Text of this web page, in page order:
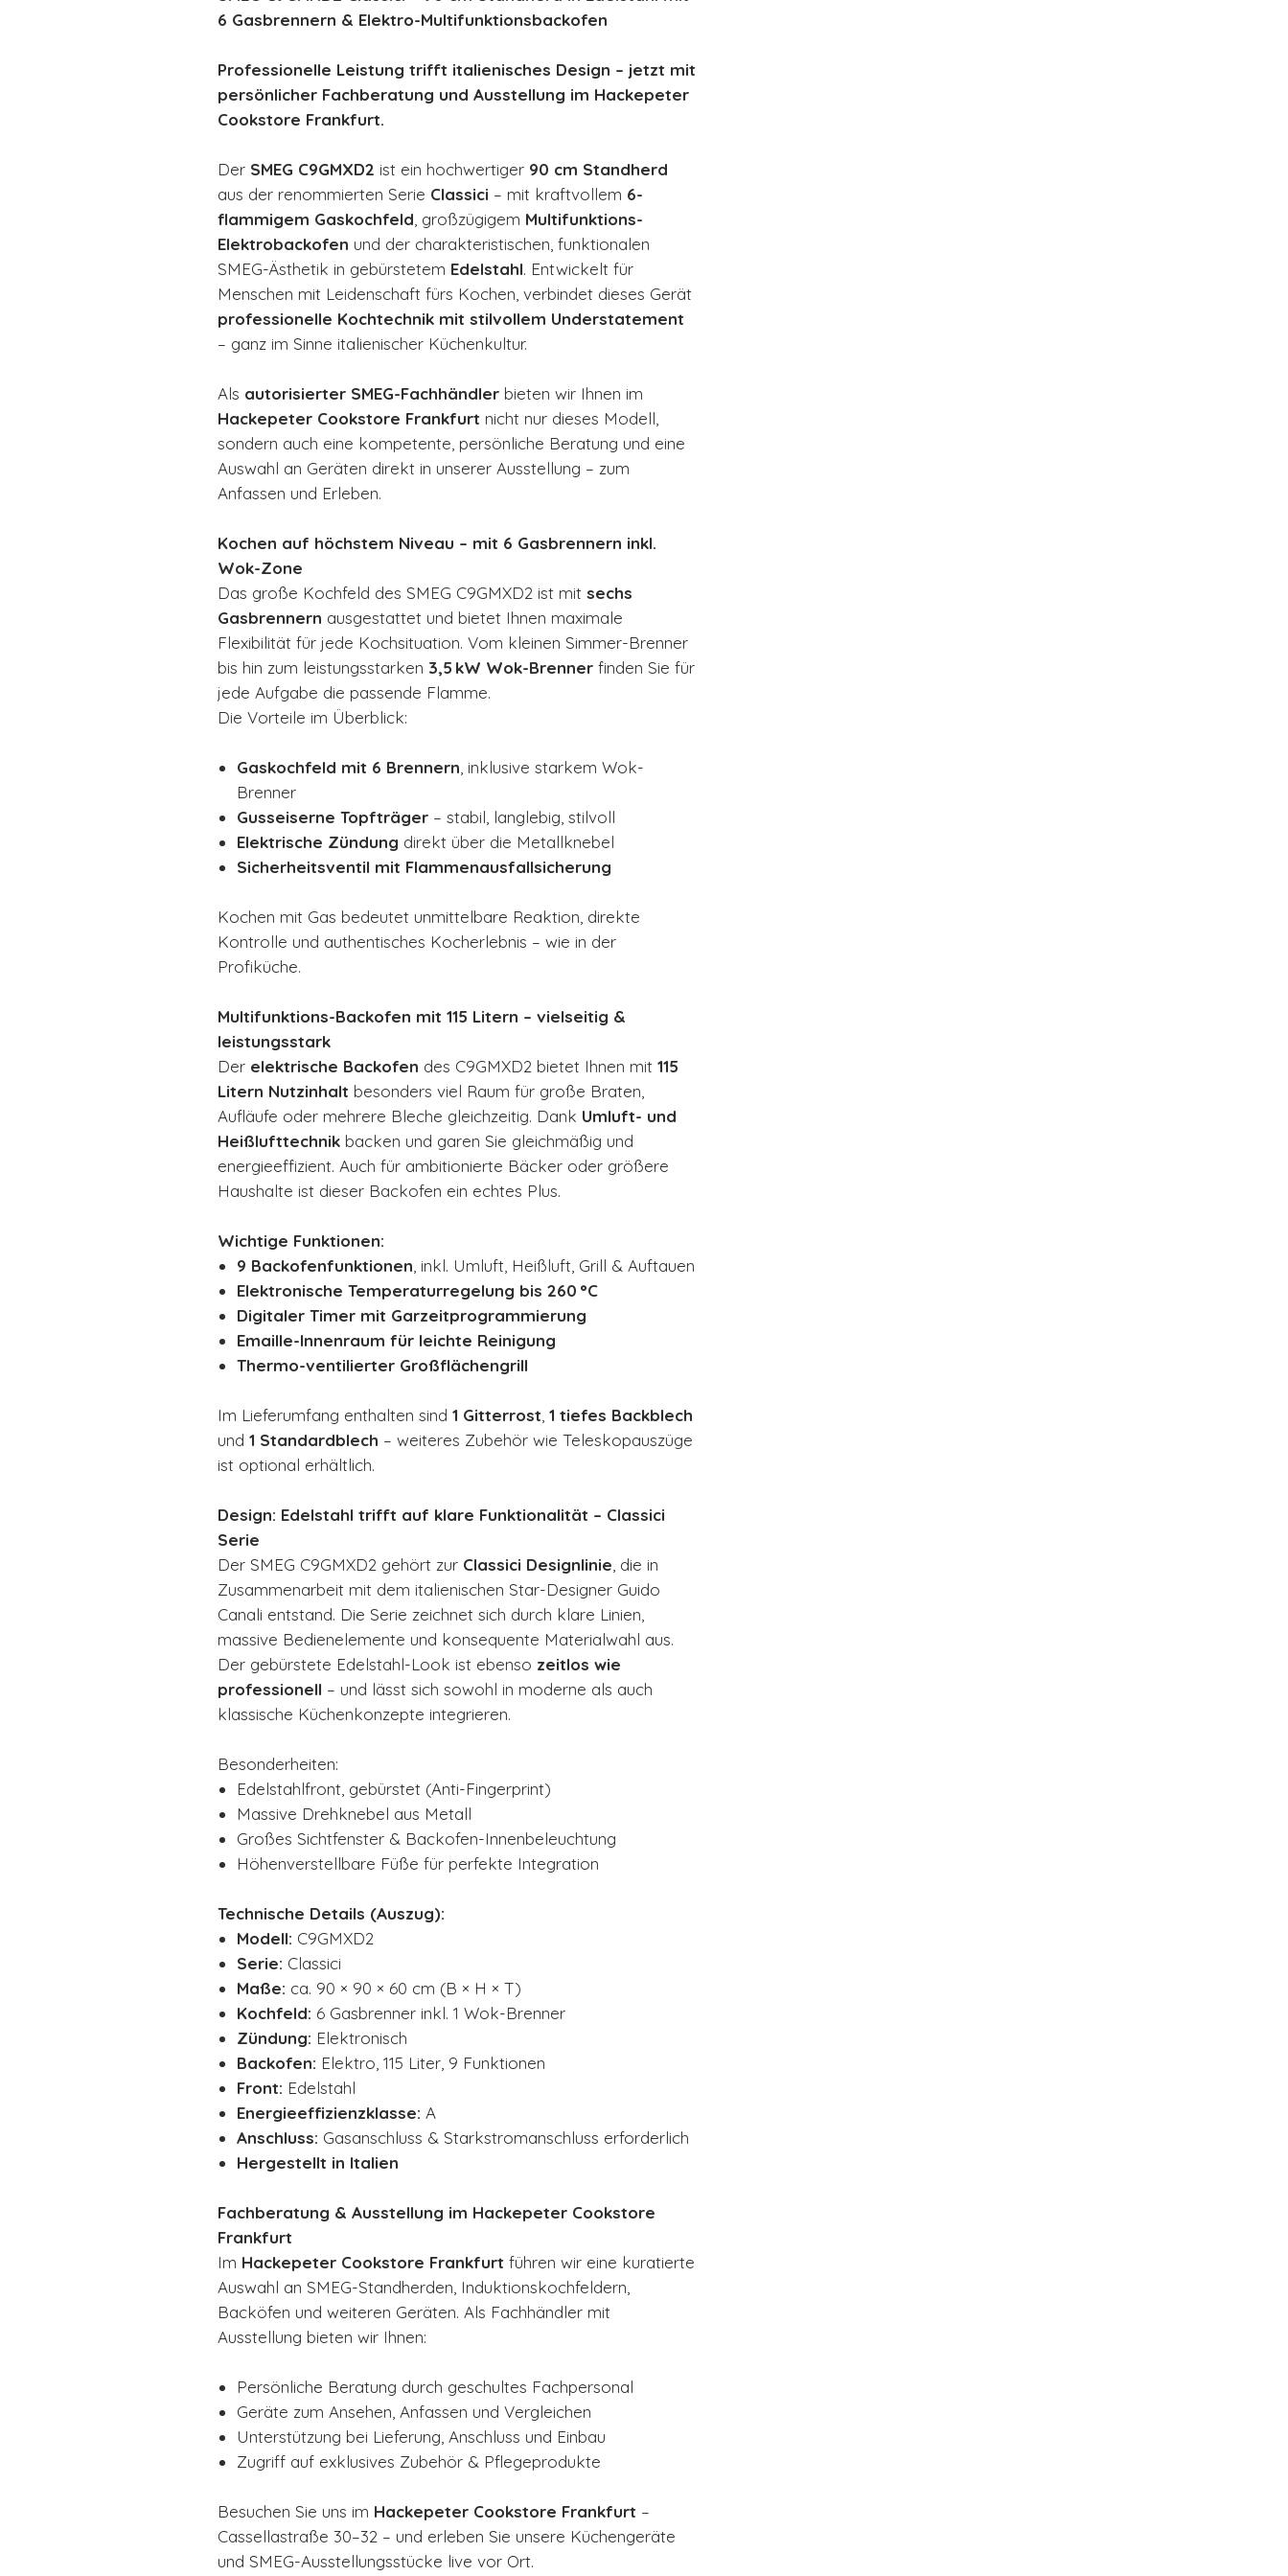
6 Gasbrennern & Elektro-Multifunktionsbackofen
Professionelle Leistung trifft italienisches Design – jetzt mit
persönlicher Fachberatung und Ausstellung im Hackepeter
Cookstore Frankfurt.
Der SMEG C9GMXD2 ist ein hochwertiger 90 cm Standherd
aus der renommierten Serie Classici – mit kraftvollem 6-
flammigem Gaskochfeld , großzügigem Multifunktions-
Elektrobackofen und der charakteristischen, funktionalen
SMEG-Ästhetik in gebürstetem Edelstahl. Entwickelt für
Menschen mit Leidenschaft fürs Kochen, verbindet dieses Gerät
professionelle Kochtechnik mit stilvollem Understatement
– ganz im Sinne italienischer Küchenkultur.
Als autorisierter SMEG-Fachhändler bieten wir Ihnen im
Hackepeter Cookstore Frankfurt nicht nur dieses Modell,
sondern auch eine kompetente, persönliche Beratung und eine
Auswahl an Geräten direkt in unserer Ausstellung – zum
Anfassen und Erleben.
Kochen auf höchstem Niveau – mit 6 Gasbrennern inkl.
Wok-Zone
Das große Kochfeld des SMEG C9GMXD2 ist mit sechs
Gasbrennern ausgestattet und bietet Ihnen maximale
Flexibilität für jede Kochsituation. Vom kleinen Simmer-Brenner
bis hin zum leistungsstarken 3,5 kW Wok-Brenner finden Sie für
jede Aufgabe die passende Flamme.
Die Vorteile im Überblick:
Gaskochfeld mit 6 Brennern , inklusive starkem Wok-
Brenner
Gusseiserne Topfträger – stabil, langlebig, stilvoll
Elektrische Zündung direkt über die Metallknebel
Sicherheitsventil mit Flammenausfallsicherung
Kochen mit Gas bedeutet unmittelbare Reaktion, direkte
Kontrolle und authentisches Kocherlebnis – wie in der
Profiküche.
Multifunktions-Backofen mit 115 Litern – vielseitig &
leistungsstark
Der elektrische Backofen des C9GMXD2 bietet Ihnen mit 115
Litern Nutzinhalt besonders viel Raum für große Braten,
Aufläufe oder mehrere Bleche gleichzeitig. Dank Umluft- und
Heißlufttechnik backen und garen Sie gleichmäßig und
energieeffizient. Auch für ambitionierte Bäcker oder größere
Haushalte ist dieser Backofen ein echtes Plus.
Wichtige Funktionen:
9 Backofenfunktionen , inkl. Umluft, Heißluft, Grill & Auftauen
Elektronische Temperaturregelung bis 260 °C
Digitaler Timer mit Garzeitprogrammierung
Emaille-Innenraum für leichte Reinigung
Thermo-ventilierter Großflächengrill
Im Lieferumfang enthalten sind 1 Gitterrost 1 tiefes Backblech
und 1 Standardblech – weiteres Zubehör wie Teleskopauszüge
ist optional erhältlich.
Design: Edelstahl trifft auf klare Funktionalität – Classici
Serie
Der SMEG C9GMXD2 gehört zur Classici Designlinie , die in
Zusammenarbeit mit dem italienischen Star-Designer Guido
Canali entstand. Die Serie zeichnet sich durch klare Linien,
massive Bedienelemente und konsequente Materialwahl aus.
Der gebürstete Edelstahl-Look ist ebenso zeitlos wie
professionell – und lässt sich sowohl in moderne als auch
klassische Küchenkonzepte integrieren.
Besonderheiten:
Edelstahlfront, gebürstet (Anti-Fingerprint)
Massive Drehknebel aus Metall
Großes Sichtfenster & Backofen-Innenbeleuchtung
Höhenverstellbare Füße für perfekte Integration
Technische Details (Auszug):
Modell: C9GMXD2
Serie: Classici
Maße: ca. 90 × 90 × 60 cm (B × H × T)
Kochfeld: 6 Gasbrenner inkl. 1 Wok-Brenner
Zündung: Elektronisch
Backofen: Elektro, 115 Liter, 9 Funktionen
Front: Edelstahl
Energieeffizienzklasse: A
Anschluss: Gasanschluss & Starkstromanschluss erforderlich
Hergestellt in Italien
Fachberatung & Ausstellung im Hackepeter Cookstore
Frankfurt
Im Hackepeter Cookstore Frankfurt führen wir eine kuratierte
Auswahl an SMEG-Standherden, Induktionskochfeldern,
Backöfen und weiteren Geräten. Als Fachhändler mit
Ausstellung bieten wir Ihnen:
Persönliche Beratung durch geschultes Fachpersonal
Geräte zum Ansehen, Anfassen und Vergleichen
Unterstützung bei Lieferung, Anschluss und Einbau
Zugriff auf exklusives Zubehör & Pflegeprodukte
Besuchen Sie uns im Hackepeter Cookstore Frankfurt –
Cassellastraße 30–32 – und erleben Sie unsere Küchengeräte
und SMEG-Ausstellungsstücke live vor Ort.​​​​​​​